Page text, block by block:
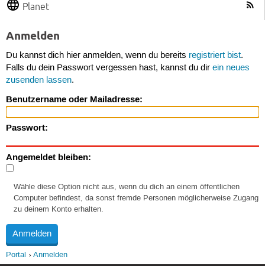
Planet
Anmelden
Du kannst dich hier anmelden, wenn du bereits registriert bist.
Falls du dein Passwort vergessen hast, kannst du dir ein neues
zusenden lassen.
Benutzername oder Mailadresse:
Passwort:
Angemeldet bleiben:
Wähle diese Option nicht aus, wenn du dich an einem öffentlichen
Computer befindest, da sonst fremde Personen möglicherweise Zugang
zu deinem Konto erhalten.
Portal Anmelden